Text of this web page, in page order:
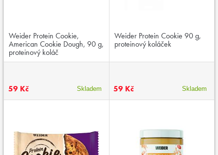
Weider Protein Cookie,
American Cookie Dough, 90 g,
proteinový koláč
59 Kč Skladem
Weider Protein Cookie 90 g,
proteinový koláček
59 Kč Skladem